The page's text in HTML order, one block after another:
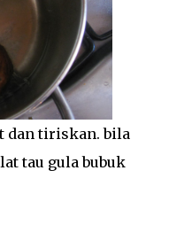
dan tiriskan. bila
tau gula bubuk